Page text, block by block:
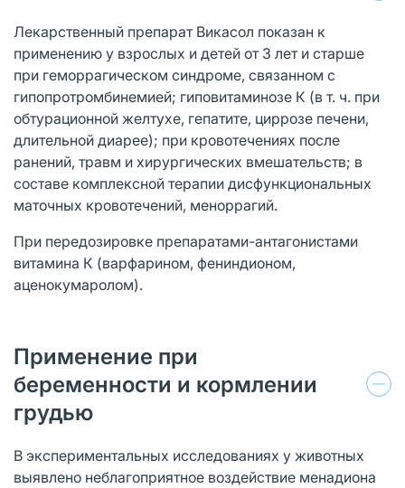
Лекарственный препарат Викасол показан к
применению у взрослых и детей от 3 лет и старше
при геморрагическом синдроме, связанном с
гипопротромбинемией; гиповитаминозе К (в т. ч. при
обтурационной желтухе, гепатите, циррозе печени,
длительной диарее); при кровотечениях после
ранений, травм и хирургических вмешательств; в
составе комплексной терапии дисфункциональных
маточных кровотечений, меноррагий.
При передозировке препаратами-антагонистами
витамина К (варфарином, фениндионом,
аценокумаролом).
Применение при
беременности и кормлении
грудью
В экспериментальных исследованиях у животных
выявлено неблагоприятное воздействие менадиона